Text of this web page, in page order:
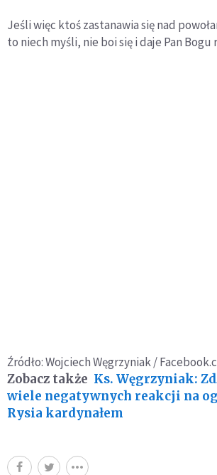
Jeśli więc ktoś zastanawia się nad
to niech myśli, nie boi się i daje Pan Bogu
Źródło: Wojciech Węgrzyniak /
Zobacz także Ks. Węgrzyniak:
wiele negatywnych reakcji na
Rysia kardynałem